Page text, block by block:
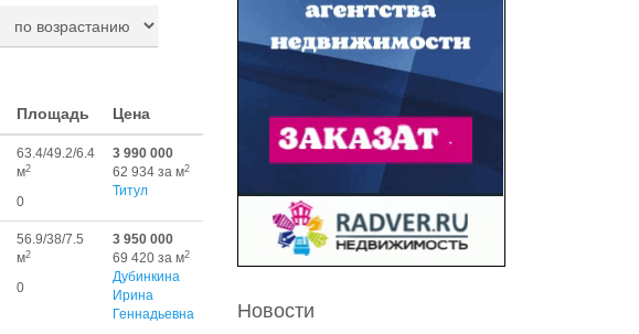
Площадь Цена
63.4/49.2/6.4
м2
0
3 990 000
62 934 за м2
Титул
56.9/38/7.5
м2
0
3 950 000
69 420 за м2
Дубинкина
Ирина
Геннадьевна
Новости